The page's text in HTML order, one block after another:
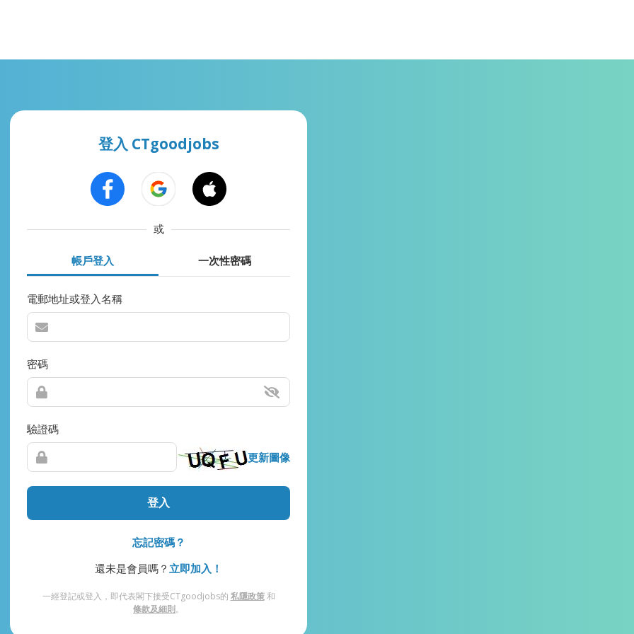
登入 CTgoodjobs
或
帳戶登入 一次性密碼
電郵地址或登入名稱
密碼
驗證碼
更新圖像
登入
忘記密碼？
還未是會員嗎？ 立即加入！
一經登記或登入，即代表閣下接受CTgoodjobs的 私隱政策和
條款及細則。